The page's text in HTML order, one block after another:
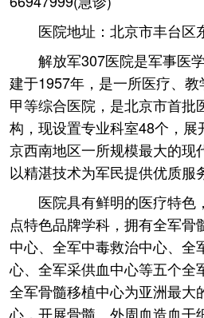
医院地址：北京市丰台区
解放军307医院是军事医
建于1957年，是一所医疗、
甲等综合医院，是北京市首批
构，现设置专业科室48个，
京西南地区一所规模最大的现
以精湛技术为军民提供优质服
医院具有鲜明的医疗特色
点特色品牌学科，拥有全军骨
中心、全军中毒救治中心、全
心、全军采供血中心等五个全
全军骨髓移植中心为亚洲最大
心，开展骨髓、外周血造血干